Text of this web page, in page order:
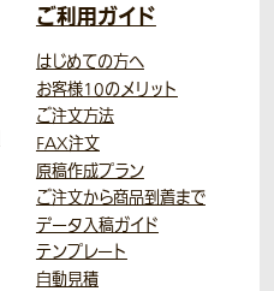
ご利用ガイド
はじめての方へ
お客様10のメリット
ご注文方法
FAX注文
原稿作成プラン
ご注文から商品到着まで
データ入稿ガイド
テンプレート
自動見積